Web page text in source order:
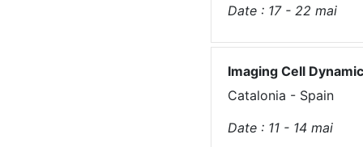
Date : 17 - 22 mai
Imaging Cell
Catalonia - Spain
Date : 11 - 14 mai